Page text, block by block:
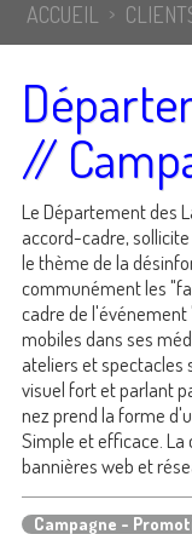
ACCUEIL
//
Le Département des
accord-cadre,
le thème de la
communément les
cadre de
mobiles dans ses
ateliers et spectacles
visuel fort et parlant
nez prend la forme
Simple et efficace.
bannières web et
Campagne -